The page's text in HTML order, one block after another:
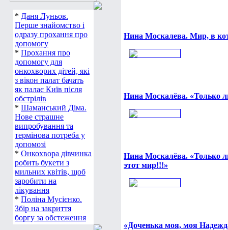
* Даня Луньов.
Перше знайомство і
одразу прохання про
допомогу
* Прохання про
допомогу для
онкохворих дітей, які
з вікон палат бачать
як палає Київ після
обстрілів
* Шаманський Діма.
Нове страшне
випробування та
термінова потреба у
допомозі
* Онкохвора дівчинка
робить букети з
мильних квітів, щоб
заробити на
лікування
* Поліна Мусієнко.
Збір на закриття
боргу за обстеження
Нина Москалева. Мир, в
Нина Москалёва. «Только
Нина Москалёва. «Только
этот мир!!!»
«Доченька моя, моя